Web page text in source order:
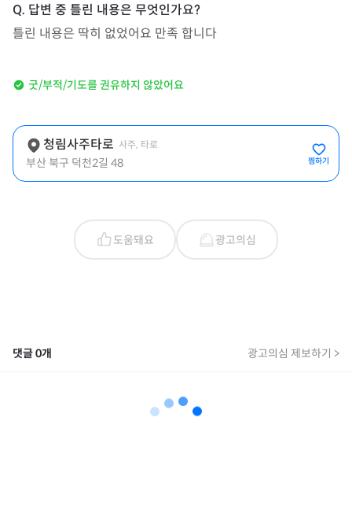
틀린 내용은 딱히 없었어요 만족 합니다
굿/부적/기도를 권유하지 않았어요
청림사주타로 사주, 타로
부산 북구 덕천2길 48 찜하기
도움돼요 광고의심
댓글0개 광고의심 제보하기 >